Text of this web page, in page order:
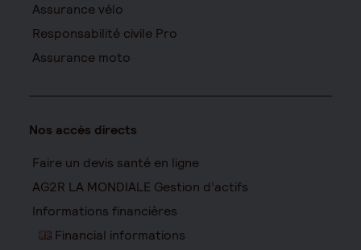
Assurance vélo
Responsabilité civile Pro
Assurance moto
Nos accès directs
Faire un devis santé en ligne
AG2R LA MONDIALE Gestion d’actifs
Informations financières
Financial informations